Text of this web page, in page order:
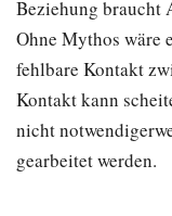
Beziehung braucht
Ohne Mythos wäre
fehlbare Kontakt
Kontakt kann
nicht
gearbeitet werden.